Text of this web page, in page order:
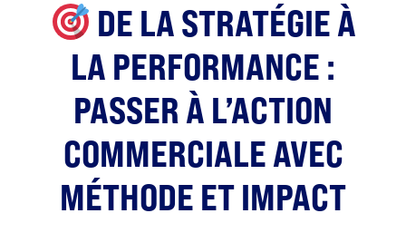
DE LA STRATÉGIE À
LA PERFORMANCE :
PASSER À L’ACTION
COMMERCIALE AVEC
MÉTHODE ET IMPACT